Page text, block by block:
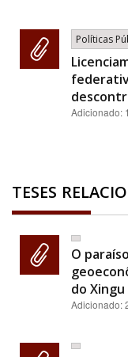
Políticas
Adicionado:
TESES
O
do
Adicionado: